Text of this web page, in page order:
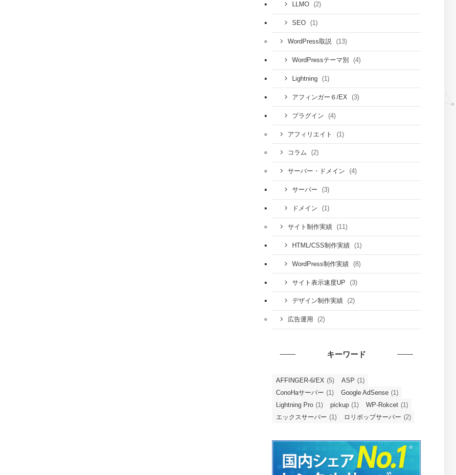
LLMO (2)
SEO (1)
WordPress取説 (13)
WordPressテーマ別 (4)
Lightning (1)
アフィンガー６/EX (3)
プラグイン (4)
アフィリエイト (1)
コラム (2)
サーバー・ドメイン (4)
サーバー (3)
ドメイン (1)
サイト制作実績 (11)
HTML/CSS制作実績 (1)
WordPress制作実績 (8)
サイト表示速度UP (3)
デザイン制作実績 (2)
広告運用 (2)
キーワード
AFFINGER-6/EX (5) ASP (1)
ConoHaサーバー (1) Google AdSense (1)
Lightning Pro (1) pickup (1) WP-Rokcet (1)
エックスサーバー (1) ロリポップサーバー (2)